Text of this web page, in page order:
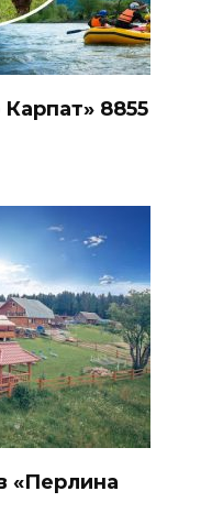
8855
«Перлина